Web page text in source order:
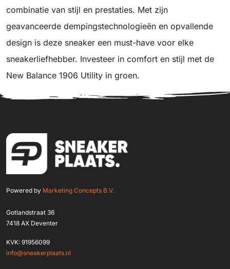
combinatie van stijl en prestaties. Met zijn
geavanceerde dempingstechnologieën en opvallende
design is deze sneaker een must-have voor elke
sneakerliefhebber. Investeer in comfort en stijl met de
New Balance 1906 Utility in groen.
Powered by Marketing Concepts B.V.
Gotlandstraat 36
7418 AX Deventer
KVK: 91956099
info@sneakerplaats.nl